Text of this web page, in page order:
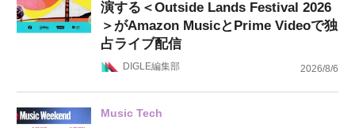
演する＜Outside Lands Festival 2026
＞がAmazon MusicとPrime Videoで独
占ライブ配信
DIGLE編集部 2026/8/6
Music Tech